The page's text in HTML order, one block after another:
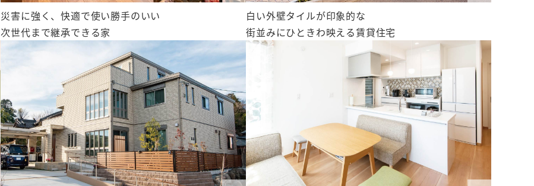
災害に強く、快適で使い勝手のいい
次世代まで継承できる家
白い外壁タイルが印象的な
街並みにひときわ映える賃貸住宅